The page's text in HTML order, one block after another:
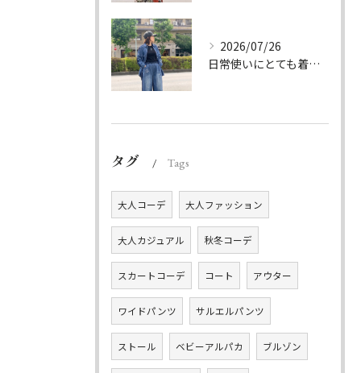
2026/07/26
日常使いにとても着やすいデニムのセットアップ。
タグ Tags
大人コーデ 大人ファッション
大人カジュアル 秋冬コーデ
スカートコーデ コート アウター
ワイドパンツ サルエルパンツ
ストール ベビーアルパカ ブルゾン